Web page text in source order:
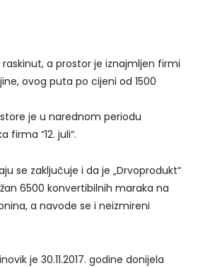
a prostor je iznajmljen firmi
ovog puta po cijeni od 1500
je u narednom periodu
firma “12. juli“.
se zaključuje i da je „Drvoprodukt“
6500 konvertibilnih maraka na
a navode se i neizmireni
je 30.11.2017. godine donijela